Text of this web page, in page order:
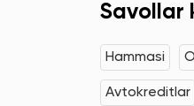
Savollar
Hammasi
Avtokreditlar